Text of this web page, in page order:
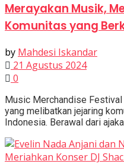
Merayakan Musik,
Komunitas yang
by Mahdesi Iskandar
21 Agustus 2024
0
Music Merchandise Festival
yang melibatkan jejaring
Indonesia. Berawal dari